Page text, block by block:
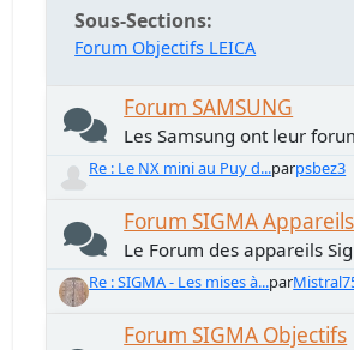
Sous-Sections
Forum Objectifs LEICA
Forum SAMSUNG
Les Samsung ont leur
Re : Le NX mini au Puy d...parpsbez3
Forum SIGMA Appareils
Le Forum des appareils
Re : SIGMA - Les mises à...par
Forum SIGMA Objectifs